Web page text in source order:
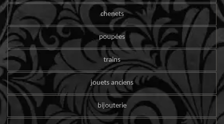
chenets
poupées
trains
jouets anciens
bijouterie